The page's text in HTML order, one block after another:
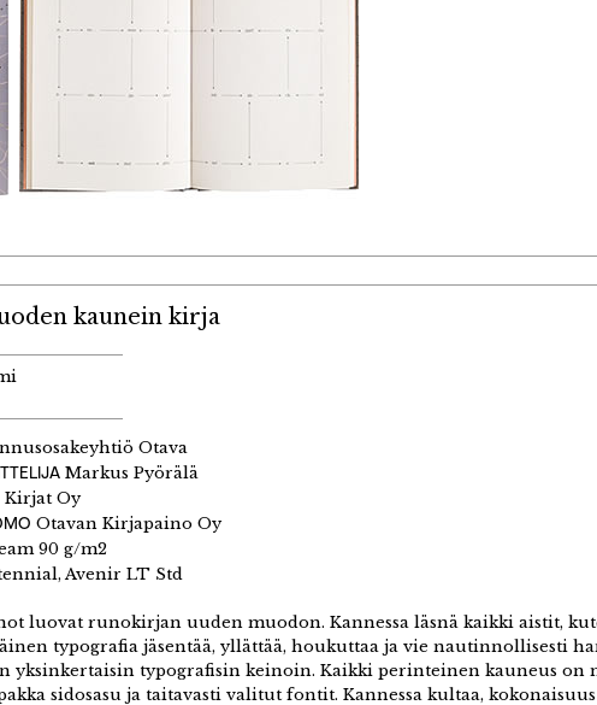
kaunein kirja
Otava
Markus Pyörälä
Kirjat Oy
Otavan Kirjapaino Oy
90 g/m2
Avenir LT Std
luovat runokirjan uuden muodon. Kannessa läsnä kaikki aistit,
typografia jäsentää, yllättää, houkuttaa ja vie nautinnollisesti
yksinkertaisin typografisin keinoin. Kaikki perinteinen kauneus on
sidosasu ja taitavasti valitut fontit. Kannessa kultaa,